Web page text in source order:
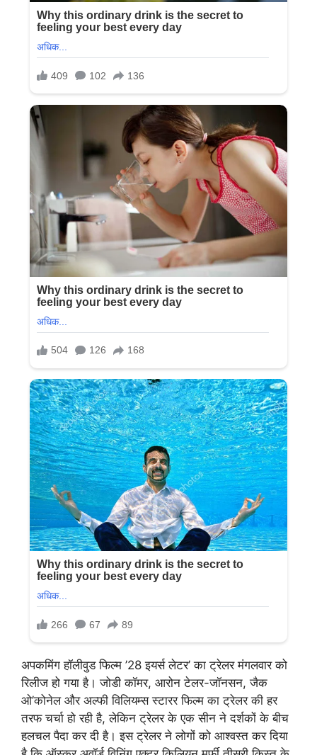
अपकमिंग हॉलीवुड फिल्म ’28 इयर्स लेटर’ का ट्रेलर मंगलवार को
रिलीज हो गया है। जोडी कॉमर, आरोन टेलर-जॉनसन, जैक
ओ’कोनेल और अल्फी विलियम्स स्टारर फिल्म का ट्रेलर की हर
तरफ चर्चा हो रही है, लेकिन ट्रेलर के एक सीन ने दर्शकों के बीच
हलचल पैदा कर दी है। इस ट्रेलर ने लोगों को आश्वस्त कर दिया